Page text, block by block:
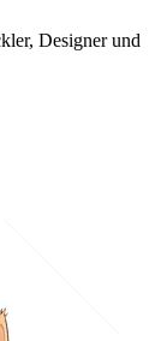
Designer und